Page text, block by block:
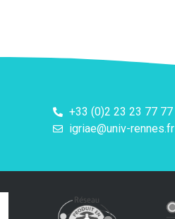
+33 (0)2 23 23 77 77
igriae@univ-rennes.fr